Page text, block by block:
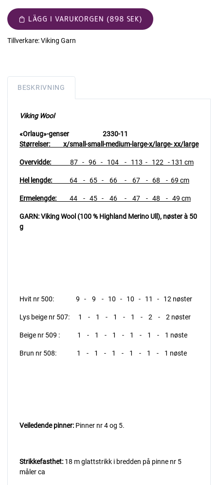
LÄGG I VARUKORGEN (898 SEK)
Tillverkare:Viking Garn
BESKRIVNING
Viking Wool
«Orlaug»-genser 2330-11
Størrelser: x/small-small-medium-large-x/large- xx/large
Overvidde: 87 - 96 - 104 - 113 - 122 - 131 cm
Hel lengde: 64 - 65 - 66 - 67 - 68 - 69 cm
Ermelengde: 44 - 45 - 46 - 47 - 48 - 49 cm
GARN: Viking Wool (100 % Highland Merino Ull), nøster à 50
g
Hvit nr 500: 9 - 9 - 10 - 10 - 11 - 12 nøster
Lys beige nr 507: 1 - 1 - 1 - 1 - 2 - 2 nøster
Beige nr 509 : 1 - 1 - 1 - 1 - 1 - 1 nøste
Brun nr 508: 1 - 1 - 1 - 1 - 1 - 1 nøste
Veiledende pinner: Pinner nr 4 og 5.
Strikkefasthet: 18 m glattstrikk i bredden på pinne nr 5
måler ca